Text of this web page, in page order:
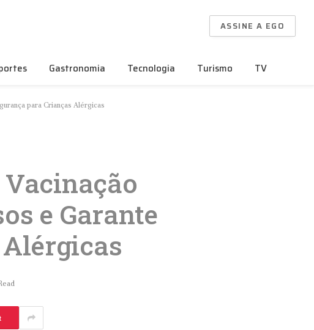
ASSINE A EGO
Gastronomia Tecnologia Turismo TV
para Crianças Alérgicas
e Garante